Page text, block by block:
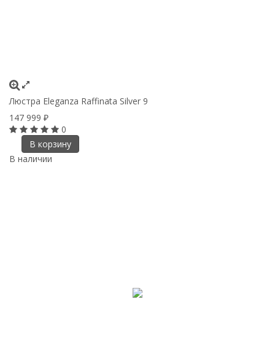
Люстра Eleganza Raffinata Silver 9
147 999 ₽
0
В корзину
В наличии